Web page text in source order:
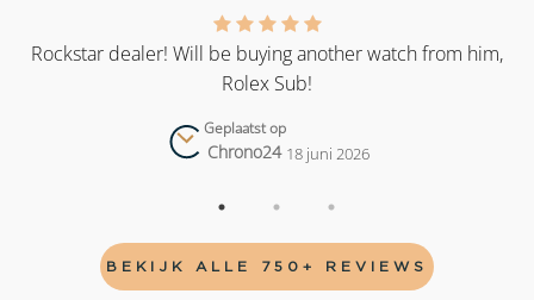
Rockstar dealer! Will be buying another watch from him,
Rolex Sub!
Geplaatst op
Chrono24 18 juni 2026
BEKIJK ALLE 750+ REVIEWS